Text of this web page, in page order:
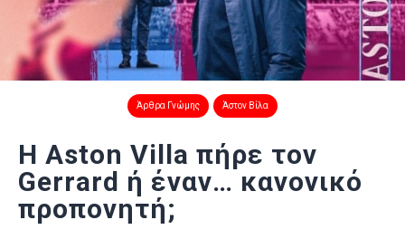
Άρθρα Γνώμης Άστον Βίλα
Η Aston Villa πήρε τον
Gerrard ή έναν… κανονικό
προπονητή;